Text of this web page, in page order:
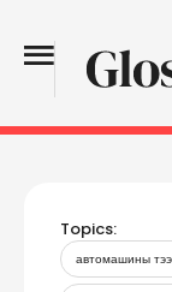
Topics:
автомашины